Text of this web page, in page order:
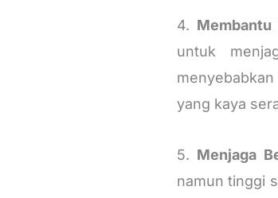
4. Membantu
untuk
yang kaya
5. Menjaga
namun tinggi